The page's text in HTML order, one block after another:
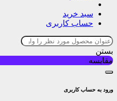
سبد خرید
حساب کاربری
بستن
مقایسه
ورود به حساب کاربری